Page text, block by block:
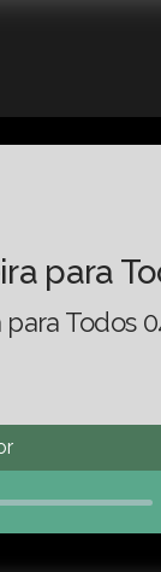
para
Todos